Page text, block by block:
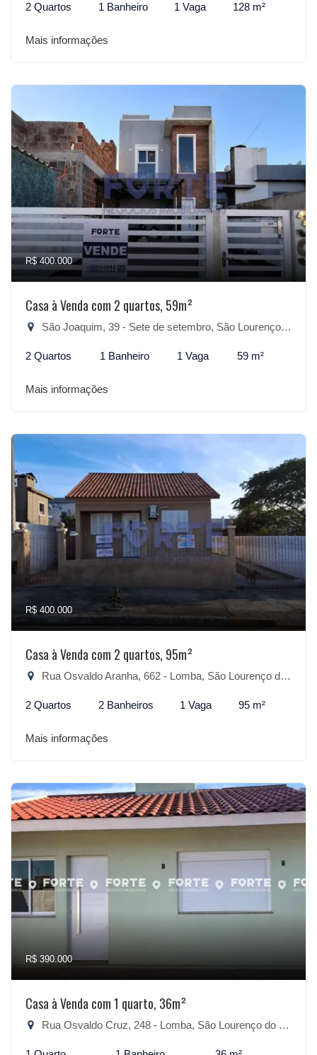
2 Quartos 1 Banheiro 1 Vaga 128 m²
Mais informações
R$ 400.000
Casa à Venda com 2 quartos, 59m²
São Joaquim, 39 - Sete de setembro, São Lourenço do Sul-RS
2 Quartos 1 Banheiro 1 Vaga 59 m²
Mais informações
R$ 400.000
Casa à Venda com 2 quartos, 95m²
Rua Osvaldo Aranha, 662 - Lomba, São Lourenço do Sul-RS
2 Quartos 2 Banheiros 1 Vaga 95 m²
Mais informações
R$ 390.000
Casa à Venda com 1 quarto, 36m²
Rua Osvaldo Cruz, 248 - Lomba, São Lourenço do Sul-RS